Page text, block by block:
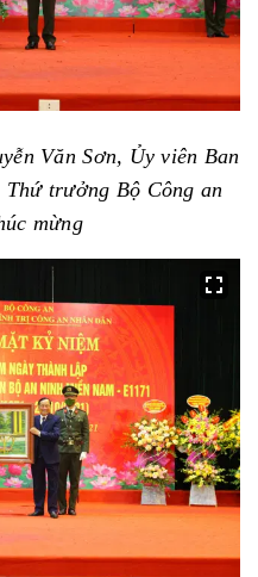
Văn Sơn, Ủy viên Ban
trưởng Bộ Công an
mừng